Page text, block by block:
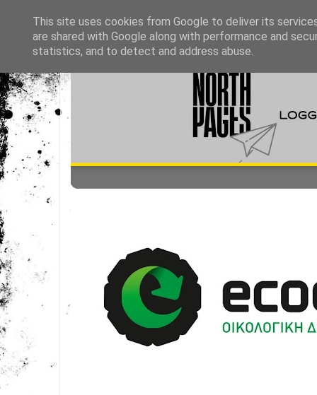
This site uses cookies from Google to deliver its
are shared with Google along with performance and
statistics, and to detect and address abuse.